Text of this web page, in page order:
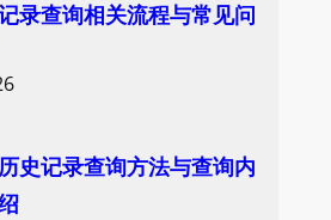
录查询相关流程与常见问
史记录查询方法与查询内